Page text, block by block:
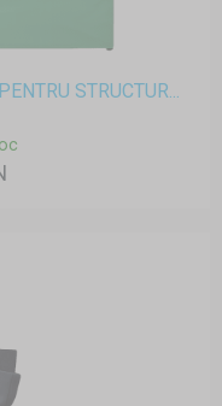
STRUCTUR...